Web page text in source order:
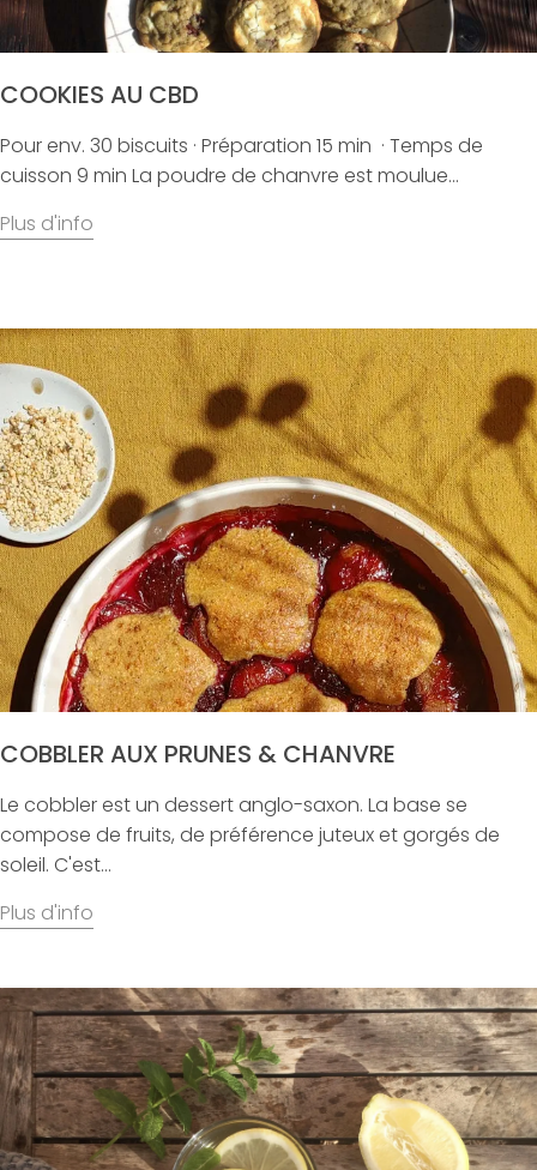
COOKIES AU CBD
Pour env. 30 biscuits · Préparation 15 min · Temps de
cuisson 9 min La poudre de chanvre est moulue...
COBBLER AUX PRUNES & CHANVRE
Le cobbler est un dessert anglo-saxon. La base se
compose de fruits, de préférence juteux et gorgés de
soleil. C'est...